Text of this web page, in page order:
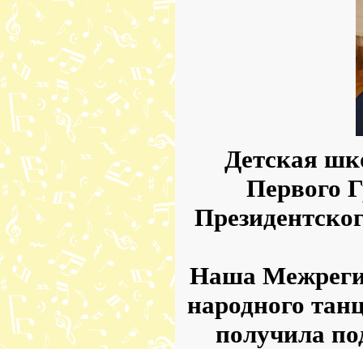
Детская
Первого
Наша
народного
получила